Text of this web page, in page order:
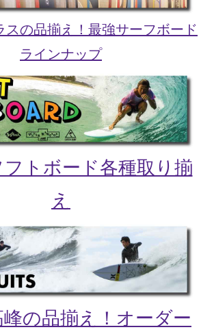
スの品揃え！最強サーフボード
ラインナップ
フトボード各種取り揃
え
峰の品揃え！オーダー